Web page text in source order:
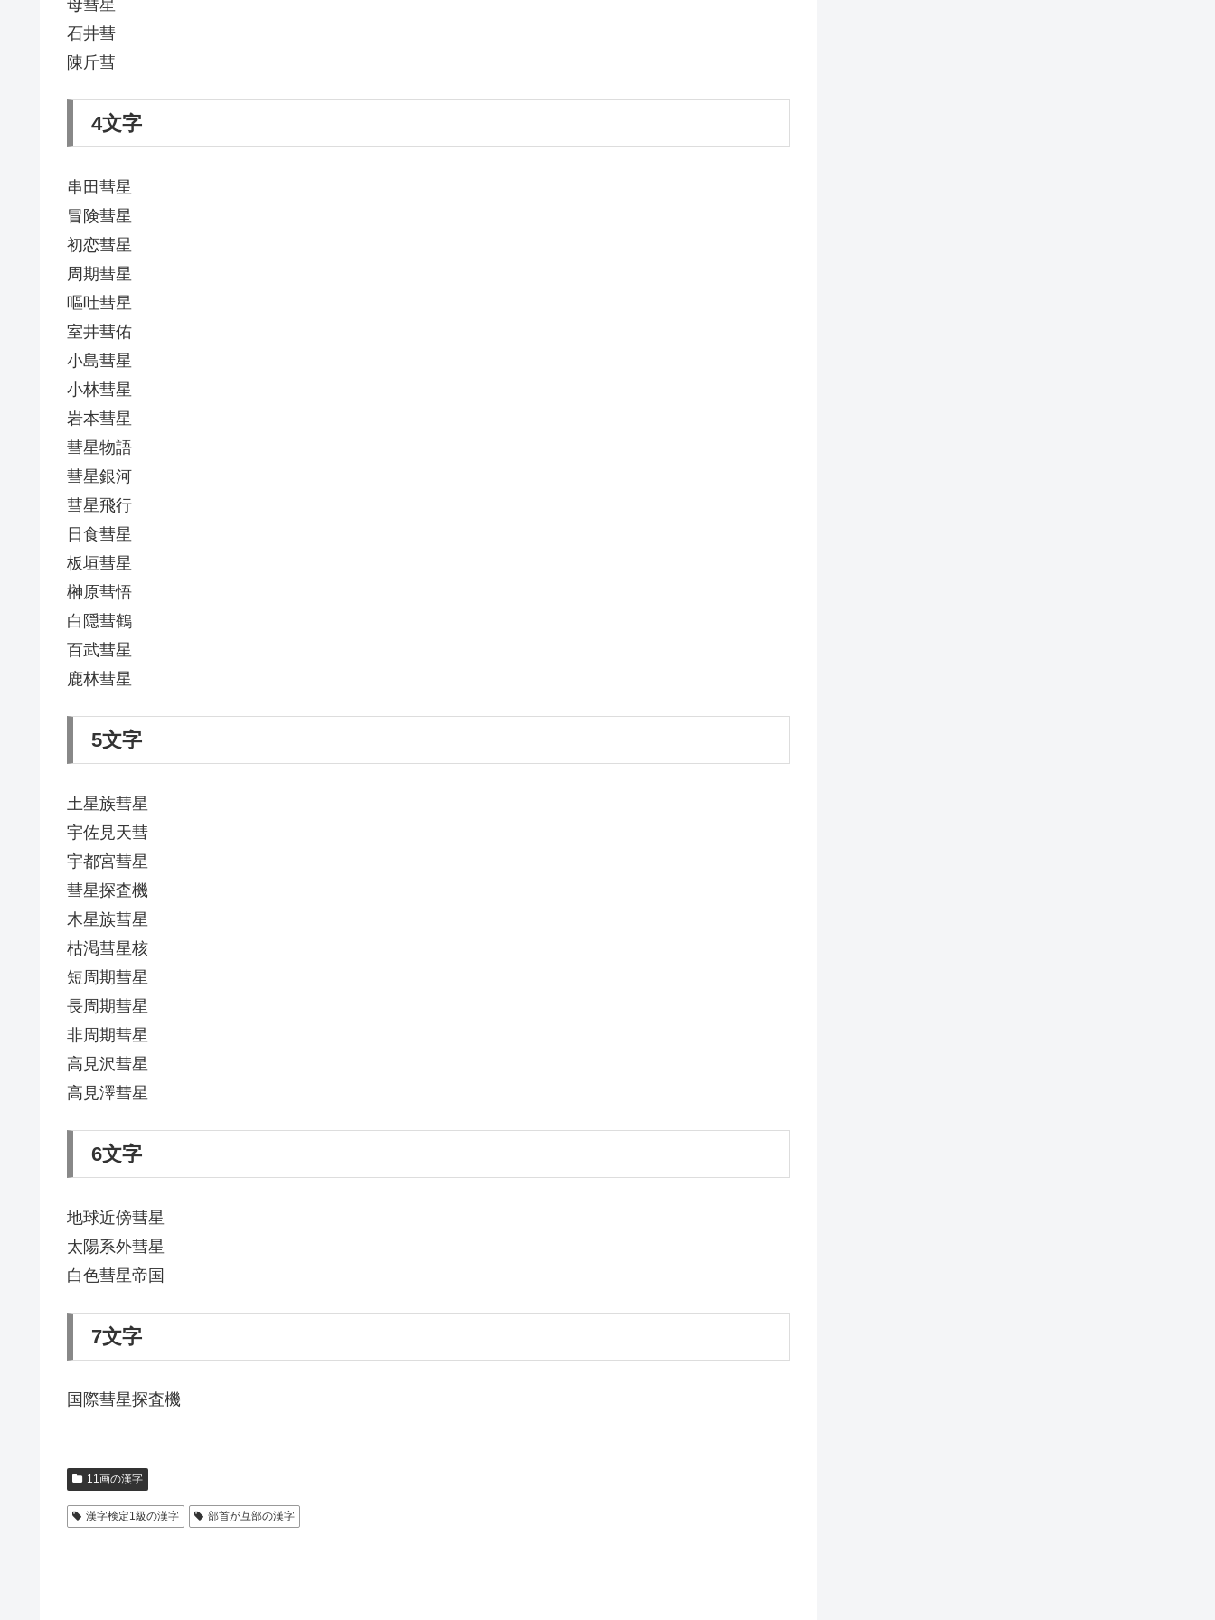
母彗星
石井彗
陳斤彗
4文字
串田彗星
冒険彗星
初恋彗星
周期彗星
嘔吐彗星
室井彗佑
小島彗星
小林彗星
岩本彗星
彗星物語
彗星銀河
彗星飛行
日食彗星
板垣彗星
榊原彗悟
白隠彗鶴
百武彗星
鹿林彗星
5文字
土星族彗星
宇佐見天彗
宇都宮彗星
彗星探査機
木星族彗星
枯渇彗星核
短周期彗星
長周期彗星
非周期彗星
高見沢彗星
高見澤彗星
6文字
地球近傍彗星
太陽系外彗星
白色彗星帝国
7文字
国際彗星探査機
11画の漢字
漢字検定1級の漢字 部首が彑部の漢字